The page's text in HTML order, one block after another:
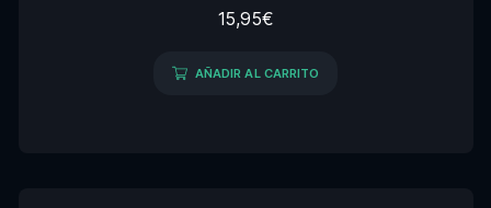
15,95€
AÑADIR AL CARRITO